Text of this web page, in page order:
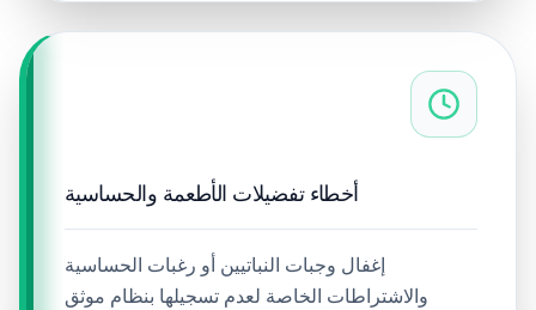
أخطاء تفضيلات الأطعمة والحساسية
إغفال وجبات النباتيين أو رغبات الحساسية
والاشتراطات الخاصة لعدم تسجيلها بنظام موثق